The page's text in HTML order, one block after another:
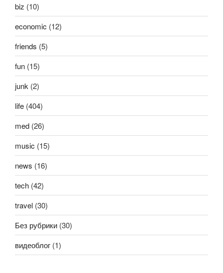
biz (10)
economic (12)
friends (5)
fun (15)
junk (2)
life (404)
med (26)
music (15)
news (16)
tech (42)
travel (30)
Без рубрики (30)
видеоблог (1)